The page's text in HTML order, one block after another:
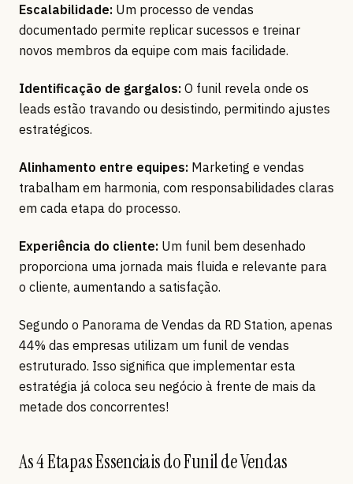
Escalabilidade: Um processo de vendas
documentado permite replicar sucessos e treinar
novos membros da equipe com mais facilidade.
Identificação de gargalos: O funil revela onde os
leads estão travando ou desistindo, permitindo ajustes
estratégicos.
Alinhamento entre equipes: Marketing e vendas
trabalham em harmonia, com responsabilidades claras
em cada etapa do processo.
Experiência do cliente: Um funil bem desenhado
proporciona uma jornada mais fluida e relevante para
o cliente, aumentando a satisfação.
Segundo o Panorama de Vendas da RD Station, apenas
44% das empresas utilizam um funil de vendas
estruturado. Isso significa que implementar esta
estratégia já coloca seu negócio à frente de mais da
metade dos concorrentes!
As 4 Etapas Essenciais do Funil de Vendas